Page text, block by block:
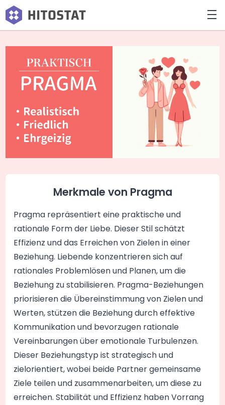
Merkmale von Pragma
Pragma repräsentiert eine praktische und
rationale Form der Liebe. Dieser Stil schätzt
Effizienz und das Erreichen von Zielen in einer
Beziehung. Liebende konzentrieren sich auf
rationales Problemlösen und Planen, um die
Beziehung zu stabilisieren. Pragma-Beziehungen
priorisieren die Übereinstimmung von Zielen und
Werten, stützen die Beziehung durch effektive
Kommunikation und bevorzugen rationale
Vereinbarungen über emotionale Turbulenzen.
Dieser Beziehungstyp ist strategisch und
zielorientiert, wobei beide Partner gemeinsame
Ziele teilen und zusammenarbeiten, um diese zu
erreichen. Stabilität und Effizienz haben Vorrang